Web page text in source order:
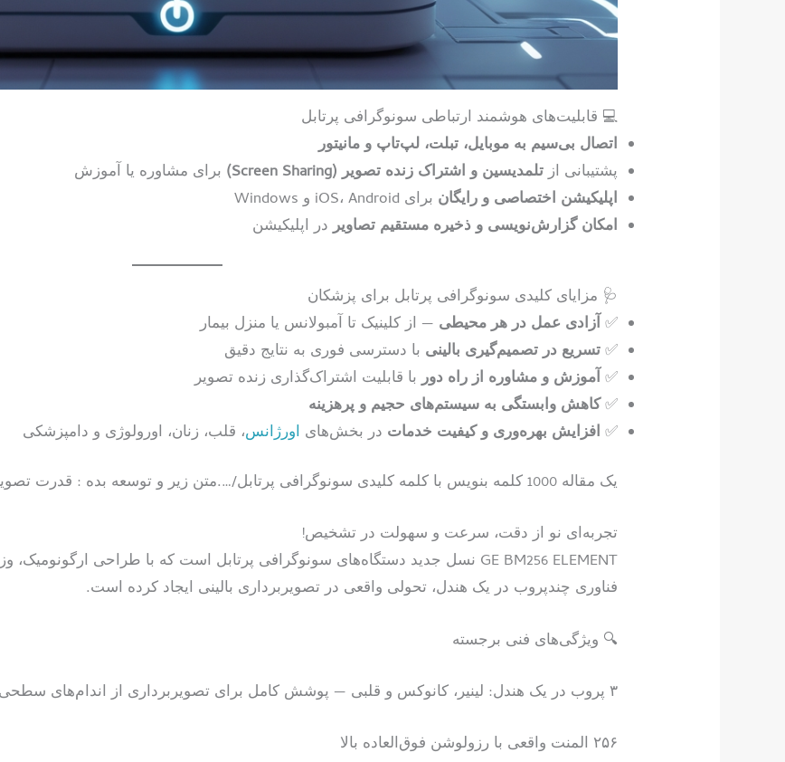
💻 قابلیت‌های هوشمند ارتباطی سونوگرافی پرتابل
اتصال بی‌سیم به موبایل، تبلت، لپ‌تاپ و مانیتور
پشتیبانی ازتلمدیسین و اشتراک زنده تصویر (Screen Sharing)
برای مشاوره یا آموزش
اپلیکیشن اختصاصی و رایگان برای iOS، Android و Windows
امکان گزارش‌نویسی و ذخیره مستقیم تصاویردر اپلیکیشن
🩺 مزایای کلیدی سونوگرافی پرتابل برای پزشکان
✅ آزادی عمل در هر محیطی — از کلینیک تا آمبولانس یا منزل بیمار
✅تسریع در تصمیم‌گیری بالینی با دسترسی فوری به نتایج دقیق
✅ آموزش و مشاوره از راه دوربا قابلیت اشتراک‌گذاری زنده تصویر
✅کاهش وابستگی به سیستم‌های حجیم و پرهزینه
✅ افزایش بهره‌وری و کیفیت خدمات در بخش‌های اورژانس، قلب، زنان، اورولوژی و دامپزشکی
یک مقاله 1000 کلمه بنویس با کلمه کلیدی سونوگرافی پرتابل/….متن زیر و توسعه بده : قدرت تصویربرداری در کف دستان شما
تجربه‌ای نو از دقت، سرعت و سهولت در تشخیص!
فناوری چندپروب در یک هندل، تحولی واقعی در تصویربرداری بالینی ایجاد کرده است.
🔍 ویژگی‌های فنی برجسته
۳ پروب در یک هندل: لینیر، کانوکس و قلبی — پوشش کامل برای تصویربرداری از اندام‌های سطحی، داخلی و قلبی
۲۵۶ المنت واقعی با رزولوشن فوق‌العاده بالا